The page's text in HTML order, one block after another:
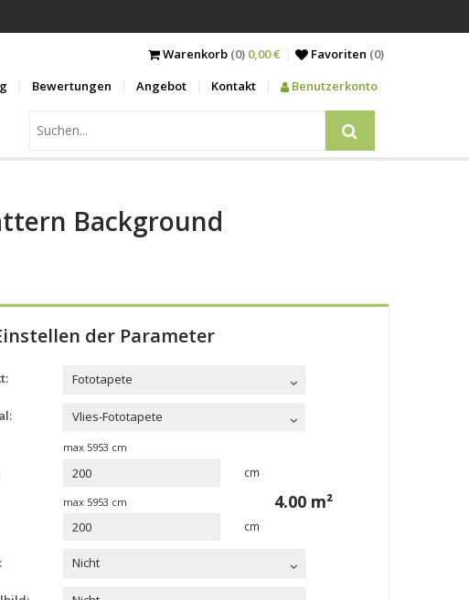
Warenkorb(0) 0,00 € Favoriten (0)
Bewertungen Angebot Kontakt Benutzerkonto
Background
der Parameter
Fototapete
Vlies-Fototapete
max 5953 cm
cm
max 5953 cm
cm
4.00 m²
Nicht